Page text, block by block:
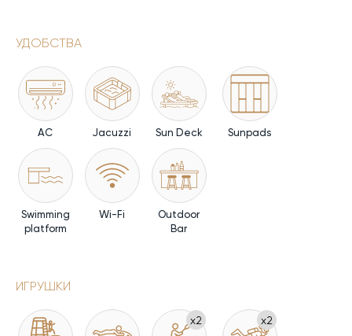
УДОБСТВА
AC Jacuzzi Sun Deck Sunpads
Swimming
platform
Wi-Fi
Outdoor
Bar
ИГРУШКИ
x2 x2